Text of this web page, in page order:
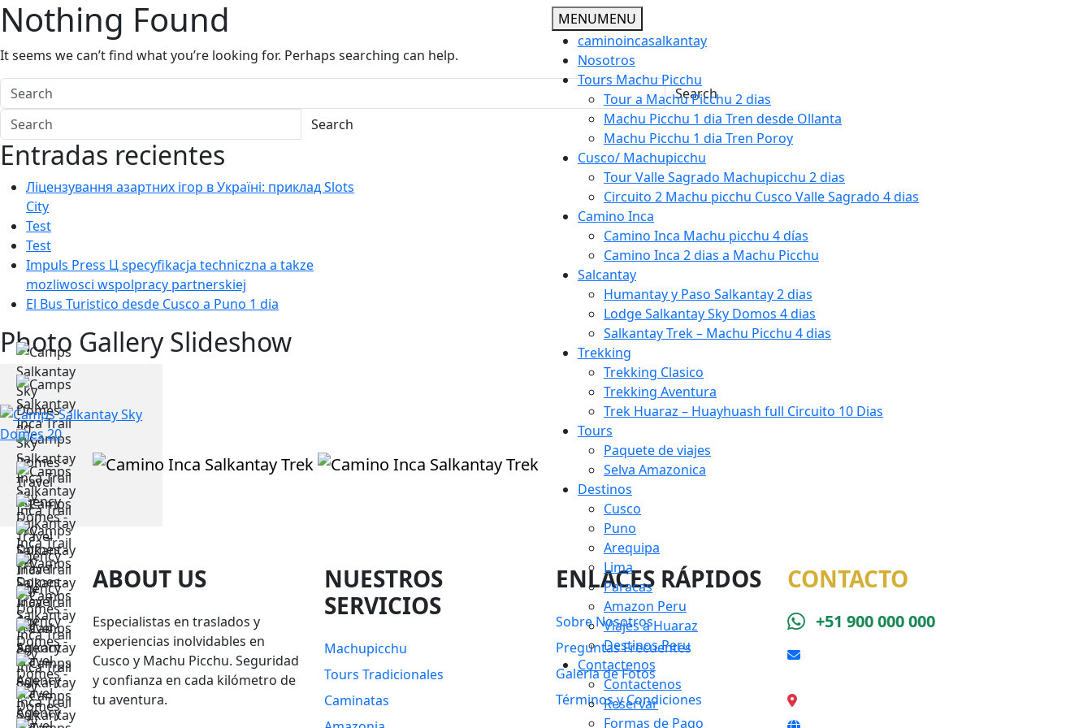
MENUMENU
caminoincasalkantay
Nosotros
Tours Machu Picchu
Tour a Machu Picchu 2 dias
Machu Picchu 1 dia Tren desde Ollanta
Machu Picchu 1 dia Tren Poroy
Cusco/ Machupicchu
Tour Valle Sagrado Machupicchu 2 dias
Circuito 2 Machu picchu Cusco Valle Sagrado 4 dias
Camino Inca
Camino Inca Machu picchu 4 días
Camino Inca 2 dias a Machu Picchu
Salcantay
Humantay y Paso Salkantay 2 dias
Lodge Salkantay Sky Domos 4 dias
Salkantay Trek – Machu Picchu 4 dias
Trekking
Trekking Clasico
Trekking Aventura
Trek Huaraz – Huayhuash full Circuito 10 Dias
Tours
Paquete de viajes
Selva Amazonica
Destinos
Cusco
Puno
Arequipa
Lima
Paracas
Amazon Peru
Viajes a Huaraz
Destinos Peru
Contactenos
Contactenos
Reservar
Formas de Pago
Nothing Found
It seems we can’t find what you’re looking for. Perhaps searching can help.
Search
Search
Entradas recientes
Ліцензування азартних ігор в Україні: приклад Slots
City
Test
Test
Impuls Press Ц specyfikacja techniczna a takze
mozliwosci wspolpracy partnerskiej
El Bus Turistico desde Cusco a Puno 1 dia
Photo Gallery Slideshow
ABOUT US
Especialistas en traslados y
experiencias inolvidables en
Cusco y Machu Picchu. Seguridad
y confianza en cada kilómetro de
tu aventura.
NUESTROS
SERVICIOS
Machupicchu
Tours Tradicionales
Caminatas
ENLACES RÁPIDOS
Sobre Nosotros
Preguntas Frecuentes
Galería de Fotos
Términos y Condiciones
CONTACTO
+51 900 000 000